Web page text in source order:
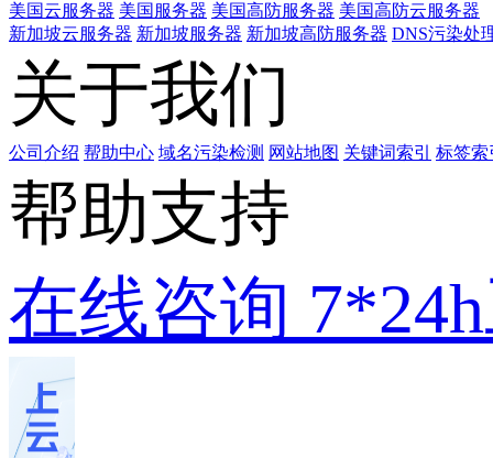
美国云服务器 美国服务器 美国高防服务器 美国高防云服务器
新加坡云服务器 新加坡服务器 新加坡高防服务器 DNS污染处
关于我们
公司介绍 帮助中心 域名污染检测 网站地图 关键词索引 标签索
帮助支持
在线咨询